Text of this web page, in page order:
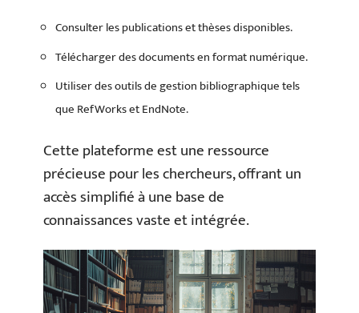
Consulter les publications et thèses disponibles.
Télécharger des documents en format numérique.
Utiliser des outils de gestion bibliographique tels
que RefWorks et EndNote.
Cette plateforme est une ressource
précieuse pour les chercheurs, offrant un
accès simplifié à une base de
connaissances vaste et intégrée.